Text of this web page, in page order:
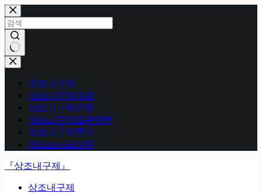
본
문
으
로
건
너
결
상조내구제
상조내구제자료
상조내구제진행
상조내구제질문답변
상조내구제후기
상조스피드상담
『상조내구제』
상조내구제